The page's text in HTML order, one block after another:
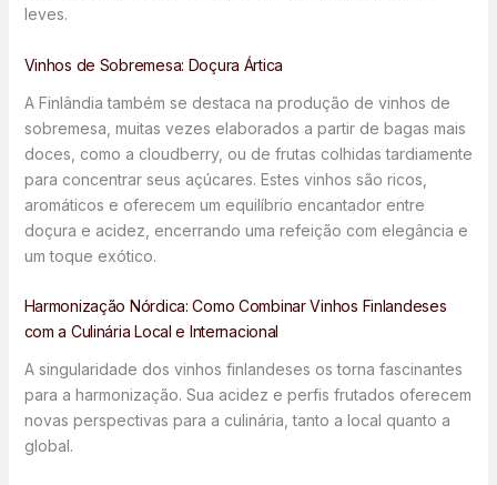
leves.
Vinhos de Sobremesa: Doçura Ártica
A Finlândia também se destaca na produção de vinhos de
sobremesa, muitas vezes elaborados a partir de bagas mais
doces, como a cloudberry, ou de frutas colhidas tardiamente
para concentrar seus açúcares. Estes vinhos são ricos,
aromáticos e oferecem um equilíbrio encantador entre
doçura e acidez, encerrando uma refeição com elegância e
um toque exótico.
Harmonização Nórdica: Como Combinar Vinhos Finlandeses
com a Culinária Local e Internacional
A singularidade dos vinhos finlandeses os torna fascinantes
para a harmonização. Sua acidez e perfis frutados oferecem
novas perspectivas para a culinária, tanto a local quanto a
global.